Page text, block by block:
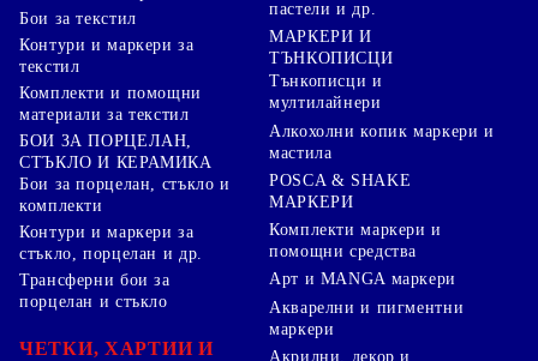
Бои за текстил
Контури и маркери за
текстил
Комплекти и помощни
материали за текстил
БОИ ЗА ПОРЦЕЛАН,
СТЪКЛО И КЕРАМИКА
Бои за порцелан, стъкло и
комплекти
Контури и маркери за
стъкло, порцелан и др.
Трансферни бои за
порцелан и стъкло
ЧЕТКИ, ХАРТИИ И
пастели и др.
МАРКЕРИ И
ТЪНКОПИСЦИ
Тънкописци и
мултилайнери
Алкохолни копик маркери и
мастила
POSCA & SHAKE
МАРКЕРИ
Комплекти маркери и
помощни средства
Арт и MANGA маркери
Акварелни и пигментни
маркери
Акрилни, декор и